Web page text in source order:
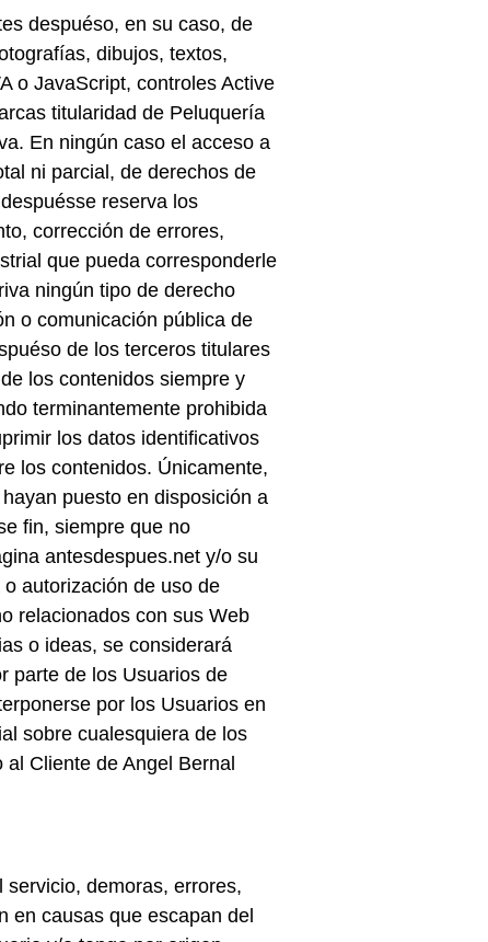
despuéso, en su caso, de
dibujos, textos,
o JavaScript, controles Active
titularidad de Peluquería
En ningún caso el acceso a
ni parcial, de derechos de
reserva los
corrección de errores,
que pueda corresponderle
ningún tipo de derecho
o comunicación pública de
de los terceros titulares
los contenidos siempre y
terminantemente prohibida
los datos identificativos
los contenidos. Únicamente,
puesto en disposición a
fin, siempre que no
antesdespues.net y/o su
autorización de uso de
relacionados con sus Web
o ideas, se considerará
parte de los Usuarios de
por los Usuarios en
sobre cualesquiera de los
Cliente de Angel Bernal
demoras, errores,
en causas que escapan del